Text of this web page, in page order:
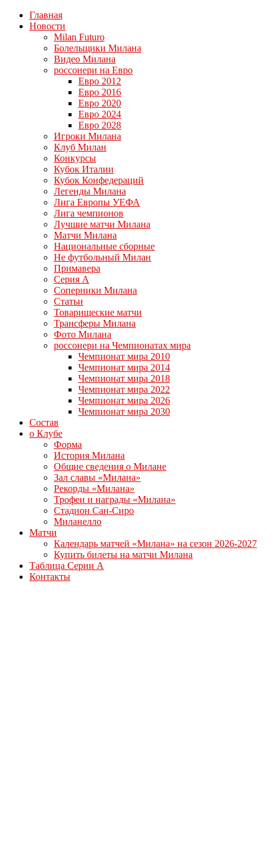
Главная
Новости
Milan Futuro
Болельщики Милана
Видео Милана
россонери на Евро
Евро 2012
Евро 2016
Евро 2020
Евро 2024
Евро 2028
Игроки Милана
Клуб Милан
Конкурсы
Кубок Италии
Кубок Конфедераций
Легенды Милана
Лига Европы УЕФА
Лига чемпионов
Лучшие матчи Милана
Матчи Милана
Национальные сборные
Не футбольный Милан
Примавера
Серия А
Соперники Милана
Статьи
Товарищеские матчи
Трансферы Милана
Фото Милана
россонери на Чемпионатах мира
Чемпионат мира 2010
Чемпионат мира 2014
Чемпионат мира 2018
Чемпионат мира 2022
Чемпионат мира 2026
Чемпионат мира 2030
Состав
о Клубе
Форма
История Милана
Общие сведения о Милане
Зал славы «Милана»
Рекорды «Милана»
Трофеи и награды «Милана»
Стадион Сан-Сиро
Миланелло
Матчи
Календарь матчей «Милана» на сезон 2026-2027
Купить билеты на матчи Милана
Таблица Серии А
Контакты